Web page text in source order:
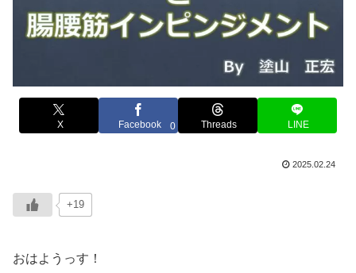
X Facebook 0 Threads LINE
2025.02.24
+19
おはようっす！